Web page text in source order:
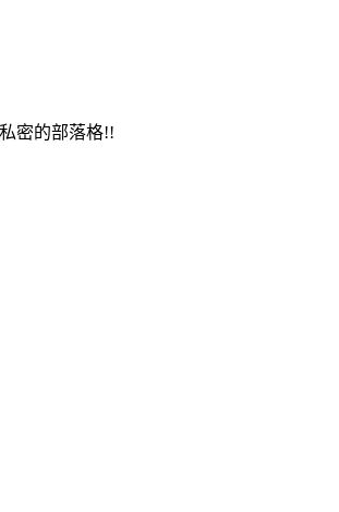
密的部落格!!